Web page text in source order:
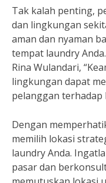
Tak kalah penting,
dan lingkungan
aman dan nyaman
tempat laundry
Rina Wulandari,
lingkungan dapat
pelanggan terhadap
Dengan
memilih lokasi
laundry Anda.
pasar dan